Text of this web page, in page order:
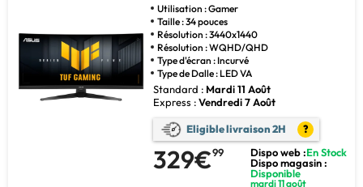
Utilisation : Gamer
Taille : 34 pouces
Résolution : 3440x1440
Résolution : WQHD/QHD
Type d'écran : Incurvé
Type de Dalle : LED VA
Standard : Mardi 11 Août
Express :Vendredi 7 Août
Eligible livraison 2H ?
329€99 Dispo web :En Stock
Dispo magasin :
Disponible
mardi 11 août